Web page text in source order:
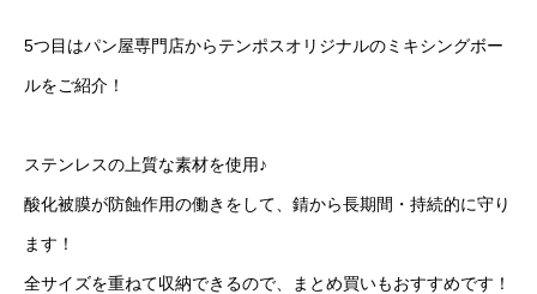
5つ目はパン屋専門店からテンポスオリジナルのミキシングボー
ルをご紹介！
ステンレスの上質な素材を使用♪
酸化被膜が防蝕作用の働きをして、錆から長期間・持続的に守り
ます！
全サイズを重ねて収納できるので、まとめ買いもおすすめです！